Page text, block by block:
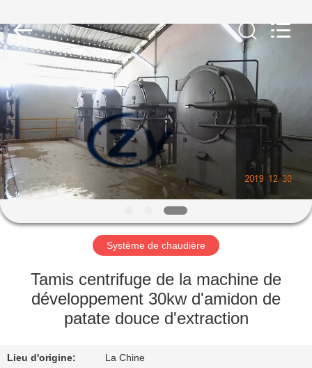
MAISON
PRODUITS
AU
SUJET
DES
USA
VISITE
D'USINE
Starch
Engineering
Machinery
Co.,ltd.
Système de chaudière
Tamis centrifuge de la machine de
développement 30kw d'amidon de
patate douce d'extraction
Lieu d'origine: La Chine